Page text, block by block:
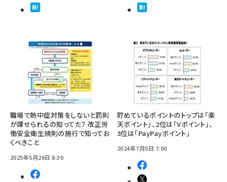
職場で熱中症対策をしないと罰則
が課せられるの知ってた？ 改正労
働安全衛生規則の施行で知ってお
くべきこと
2025年5月26日 8:30
貯めているポイントのトップは「楽
天ポイント」、2位は「Vポイント」、
3位は「PayPayポイント」
2024年7月5日 7:00